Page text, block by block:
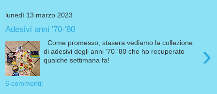
lunedì 13 marzo 2023
Adesivi anni '70-'80
›
Come promesso, stasera vediamo la collezione
di adesivi degli anni '70-'80 che ho recuperato
qualche settimana fa!
6 commenti: